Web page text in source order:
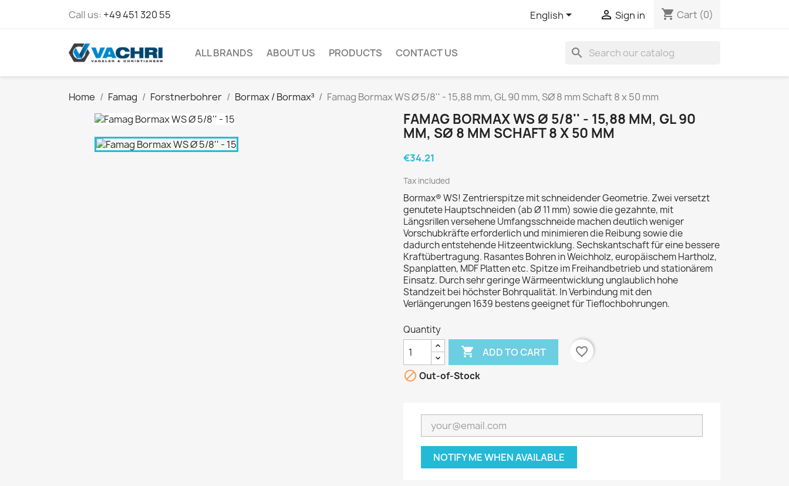
Call us: +49 451 320 55 English  Sign in shopping_cart Cart (0)
ALL BRANDS ABOUT US PRODUCTS CONTACT US search
Home Famag Forstnerbohrer Bormax / Bormax³ Famag Bormax WS Ø 5/8'' - 15,88 mm, GL 90 mm, SØ 8 mm Schaft 8 x 50 mm
FAMAG BORMAX WS Ø 5/8'' - 15,88 MM, GL 90
MM, SØ 8 MM SCHAFT 8 X 50 MM
€34.21
Tax included
Bormax® WS! Zentrierspitze mit schneidender Geometrie. Zwei versetzt
genutete Hauptschneiden (ab Ø 11 mm) sowie die gezahnte, mit
Längsrillen versehene Umfangsschneide machen deutlich weniger
Vorschubkräfte erforderlich und minimieren die Reibung sowie die
dadurch entstehende Hitzeentwicklung. Sechskantschaft für eine bessere
Kraftübertragung. Rasantes Bohren in Weichholz, europäischem Hartholz,
Spanplatten, MDF Platten etc. Spitze im Freihandbetrieb und stationärem
Einsatz. Durch sehr geringe Wärmeentwicklung unglaublich hohe
Standzeit bei höchster Bohrqualität. In Verbindung mit den
Verlängerungen 1639 bestens geeignet für Tieflochbohrungen.
Quantity
 ADD TO CART
favorite_border
 Out-of-Stock
NOTIFY ME WHEN AVAILABLE